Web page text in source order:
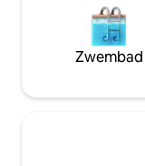
Zwembad